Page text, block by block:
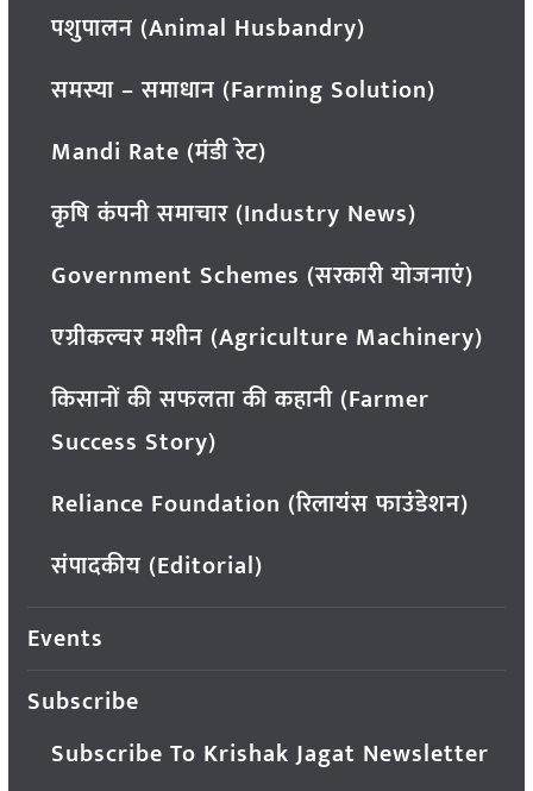
पशुपालन (Animal Husbandry)
समस्या – समाधान (Farming Solution)
Mandi Rate (मंडी रेट)
कृषि कंपनी समाचार (Industry News)
Government Schemes (सरकारी योजनाएं)
एग्रीकल्चर मशीन (Agriculture Machinery)
किसानों की सफलता की कहानी (Farmer
Success Story)
Reliance Foundation (रिलायंस फाउंडेशन)
संपादकीय (Editorial)
Events
Subscribe
Subscribe To Krishak Jagat Newsletter